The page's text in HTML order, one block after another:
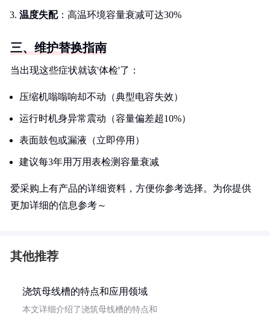
温度失配：高温环境容量衰减可达30%
三、维护替换指南
当出现这些症状就该'体检'了：
压缩机嗡嗡响却不动（典型电容失效）
运行时机身异常震动（容量偏差超10%）
表面鼓包或漏液（立即停用）
建议每3年用万用表检测容量衰减
爱采购上有产品的详细资料，方便你参考选择。为你提供
更加详细的信息参考～
其他推荐
浇筑母线槽的特点和应用领域
本文详细介绍了浇筑母线槽的特点和